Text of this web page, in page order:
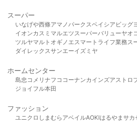
スーパー
いなげや西條アマノパークスベイシア ビッグ
イオンカスミ マルエツスーパーバリューヤオ
ツルヤマルト オギノ エスマート ライフ業務ス
ダイレックスサンエーイズミヤ
ホームセンター
島忠 コメリ ナフコ コーナンカインズアストロ
ジョイフル本田
ファッション
ユニクロ しまむら アベイルAOKIはるやま サカ